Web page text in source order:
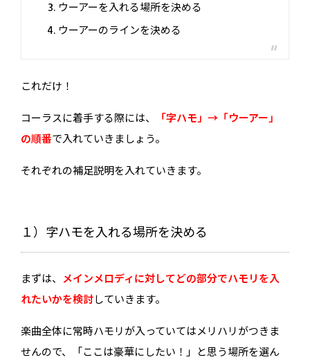
ウーアーを入れる場所を決める
ウーアーのラインを決める
これだけ！
コーラスに着手する際には、
「字ハモ」→「ウーアー」
の順番で入れていきましょう。
それぞれの補足説明を入れていきます。
１）字ハモを入れる場所を決める
まずは、 メインメロディに対してどの部分でハモリを入
れたいかを検討していきます。
楽曲全体に常時ハモリが入っていてはメリハリがつきま
せんので、「ここは豪華にしたい！」と思う場所を選ん